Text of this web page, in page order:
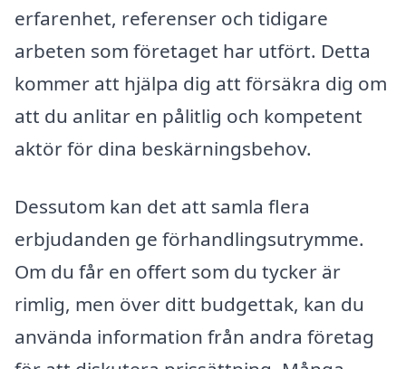
erfarenhet, referenser och tidigare
arbeten som företaget har utfört. Detta
kommer att hjälpa dig att försäkra dig om
att du anlitar en pålitlig och kompetent
aktör för dina beskärningsbehov.
Dessutom kan det att samla flera
erbjudanden ge förhandlingsutrymme.
Om du får en offert som du tycker är
rimlig, men över ditt budgettak, kan du
använda information från andra företag